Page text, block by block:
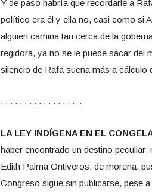
Y de paso habría que recordarle a
político era él y ella no, casi como si
alguien camina tan cerca de la
regidora, ya no se le puede sacar del
silencio de Rafa suena más a cálculo
. . . . . . . . . . . . . . . . .
LA LEY INDÍGENA EN EL
haber encontrado un destino
Edith Palma Ontiveros, de morena,
Congreso sigue sin publicarse, pese